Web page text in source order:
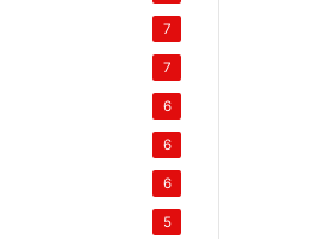
7
7
6
6
6
5